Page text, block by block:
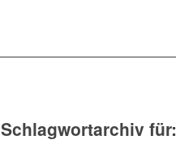
Schlagwortarchiv für: